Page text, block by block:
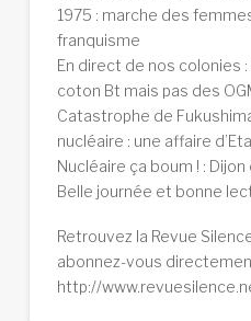
1975 : marche des
franquisme
En direct de nos colonies :
coton Bt mais pas des
Catastrophe de
nucléaire : une affaire
Nucléaire ça boum ! :
Belle journée et bonne
Retrouvez la Revue
abonnez-vous
http://